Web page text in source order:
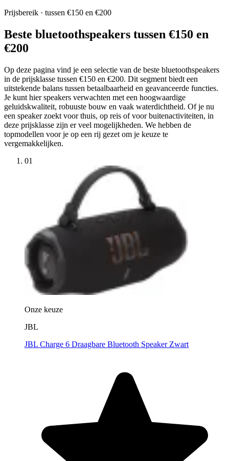
Prijsbereik · tussen €150 en €200
Beste bluetoothspeakers tussen €150 en
€200
Op deze pagina vind je een selectie van de beste bluetoothspeakers
in de prijsklasse tussen €150 en €200. Dit segment biedt een
uitstekende balans tussen betaalbaarheid en geavanceerde functies.
Je kunt hier speakers verwachten met een hoogwaardige
geluidskwaliteit, robuuste bouw en vaak waterdichtheid. Of je nu
een speaker zoekt voor thuis, op reis of voor buitenactiviteiten, in
deze prijsklasse zijn er veel mogelijkheden. We hebben de
topmodellen voor je op een rij gezet om je keuze te
vergemakkelijken.
01
Onze keuze
JBL
JBL Charge 6 Draagbare Bluetooth Speaker Zwart